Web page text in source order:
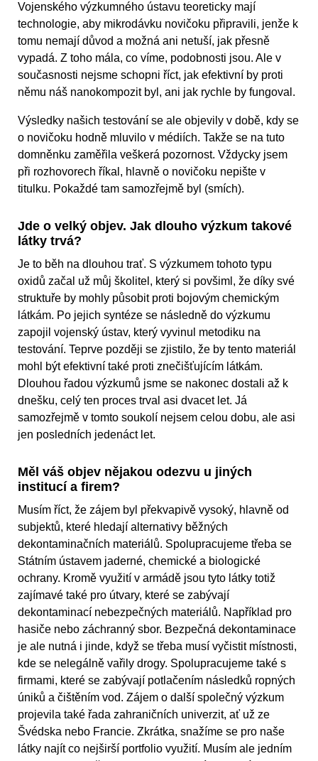
Vojenského výzkumného ústavu teoreticky mají
technologie, aby mikrodávku novičoku připravili, jenže k
tomu nemají důvod a možná ani netuší, jak přesně
vypadá. Z toho mála, co víme, podobnosti jsou. Ale v
současnosti nejsme schopni říct, jak efektivní by proti
němu náš nanokompozit byl, ani jak rychle by fungoval.
Výsledky našich testování se ale objevily v době, kdy se
o novičoku hodně mluvilo v médiích. Takže se na tuto
domněnku zaměřila veškerá pozornost. Vždycky jsem
při rozhovorech říkal, hlavně o novičoku nepište v
titulku. Pokaždé tam samozřejmě byl (smích).
Jde o velký objev. Jak dlouho výzkum takové
látky trvá?
Je to běh na dlouhou trať. S výzkumem tohoto typu
oxidů začal už můj školitel, který si povšiml, že díky své
struktuře by mohly působit proti bojovým chemickým
látkám. Po jejich syntéze se následně do výzkumu
zapojil vojenský ústav, který vyvinul metodiku na
testování. Teprve později se zjistilo, že by tento materiál
mohl být efektivní také proti znečišťujícím látkám.
Dlouhou řadou výzkumů jsme se nakonec dostali až k
dnešku, celý ten proces trval asi dvacet let. Já
samozřejmě v tomto soukolí nejsem celou dobu, ale asi
jen posledních jedenáct let.
Měl váš objev nějakou odezvu u jiných
institucí a firem?
Musím říct, že zájem byl překvapivě vysoký, hlavně od
subjektů, které hledají alternativy běžných
dekontaminačních materiálů. Spolupracujeme třeba se
Státním ústavem jaderné, chemické a biologické
ochrany. Kromě využití v armádě jsou tyto látky totiž
zajímavé také pro útvary, které se zabývají
dekontaminací nebezpečných materiálů. Například pro
hasiče nebo záchranný sbor. Bezpečná dekontaminace
je ale nutná i jinde, když se třeba musí vyčistit místnosti,
kde se nelegálně vařily drogy. Spolupracujeme také s
firmami, které se zabývají potlačením následků ropných
úniků a čištěním vod. Zájem o další společný výzkum
projevila také řada zahraničních univerzit, ať už ze
Švédska nebo Francie. Zkrátka, snažíme se pro naše
látky najít co nejširší portfolio využití. Musím ale jedním